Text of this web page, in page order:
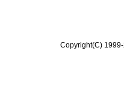
Copyright(C)